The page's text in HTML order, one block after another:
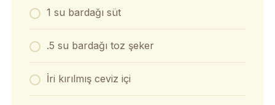
1 su bardağı süt
.5 su bardağı toz şeker
İri kırılmış ceviz içi